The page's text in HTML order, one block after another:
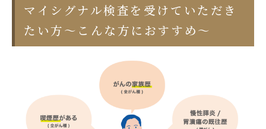
マイシグナル検査を受けていただき
たい方～こんな方におすすめ～